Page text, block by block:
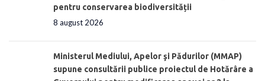
pentru conservarea biodiversității
8 august 2026
Ministerul Mediului, Apelor şi Pădurilor (MMAP)
supune consultării publice proiectul de Hotărâre a